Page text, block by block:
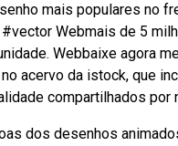
mais populares no
Webmais de 5
Webbaixe agora
acervo da istock, que
compartilhados por
dos desenhos